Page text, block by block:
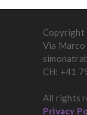
Copyright
Via Marco
CH: +41
All rights
Privacy